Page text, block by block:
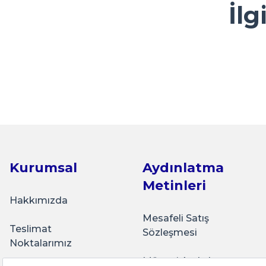
Tohum Saklamak için çok güzel
İyi memnunum
Sarkap 250 ml Marasca 50'li Şeffaf Cam Zeytinyağı
Kurumsal
Hakkımızda
Teslimat
Noktalarımız
Aydınlatma
Metinleri
Mesafeli Satış
Sözleşmesi
Müşteri Aydınlatma